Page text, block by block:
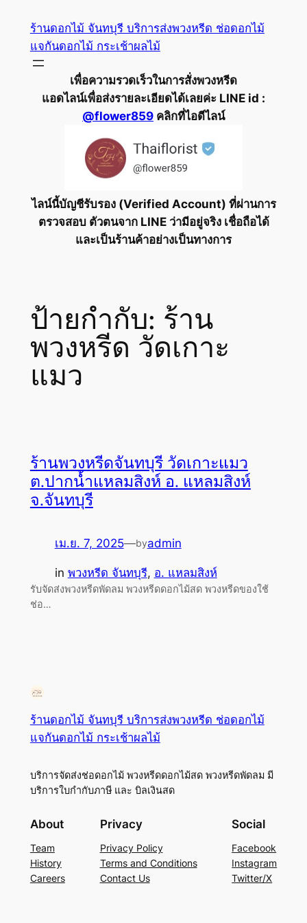
เนื้อหา
ร้านดอกไม้ จันทบุรี บริการส่งพวงหรีด ช่อดอกไม้
แจกันดอกไม้ กระเช้าผลไม้
เพื่อความรวดเร็วในการสั่งพวงหรีด
แอดไลน์เพื่อส่งรายละเอียดได้เลยค่ะ LINE id :
@flower859 คลิกที่ไอดีไลน์
ไลน์นี้บัญชีรับรอง (Verified Account) ที่ผ่านการ
ตรวจสอบ ตัวตนจาก LINE ว่ามีอยู่จริง เชื่อถือได้
และเป็นร้านค้าอย่างเป็นทางการ
ป้ายกำกับ: ร้าน
พวงหรีด วัดเกาะ
แมว
ร้านพวงหรีดจันทบุรี วัดเกาะแมว
ต.ปากน้ำแหลมสิงห์ อ. แหลมสิงห์
จ.จันทบุรี
เม.ย. 7, 2025—byadmin
in พวงหรีด จันทบุรี, อ. แหลมสิงห์
รับจัดส่งพวงหรีดพัดลม พวงหรีดดอกไม้สด พวงหรีดของใช้
ช่อ…
ร้านดอกไม้ จันทบุรี บริการส่งพวงหรีด ช่อดอกไม้
แจกันดอกไม้ กระเช้าผลไม้
บริการจัดส่งช่อดอกไม้ พวงหรีดดอกไม้สด พวงหรีดพัดลม มี
บริการใบกำกับภาษี และ บิลเงินสด
About
Team
History
Careers
Privacy
Privacy Policy
Terms and Conditions
Contact Us
Social
Facebook
Instagram
Twitter/X